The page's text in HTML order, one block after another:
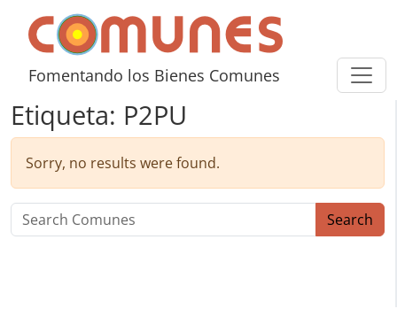
Skip to content
Comunes
Fomentando los Bienes Comunes
Etiqueta: P2PU
Sorry, no results were found.
Search for: Search